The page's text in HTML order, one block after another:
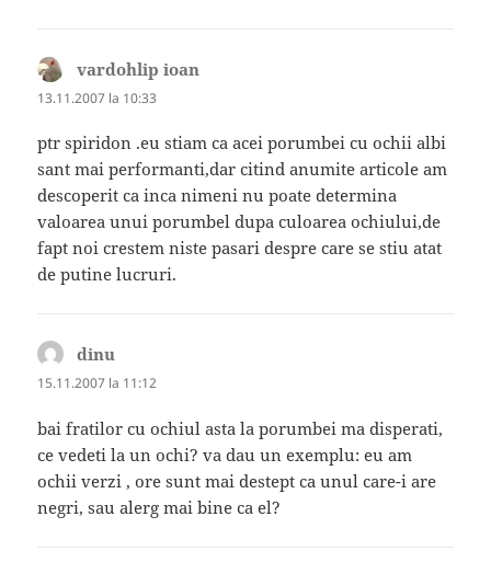
vardohlip ioan
13.11.2007 la 10:33
ptr spiridon .eu stiam ca acei porumbei cu ochii albi
sant mai performanti,dar citind anumite articole am
descoperit ca inca nimeni nu poate determina
valoarea unui porumbel dupa culoarea ochiului,de
fapt noi crestem niste pasari despre care se stiu atat
de putine lucruri.
dinu
15.11.2007 la 11:12
bai fratilor cu ochiul asta la porumbei ma disperati,
ce vedeti la un ochi? va dau un exemplu: eu am
ochii verzi , ore sunt mai destept ca unul care-i are
negri, sau alerg mai bine ca el?